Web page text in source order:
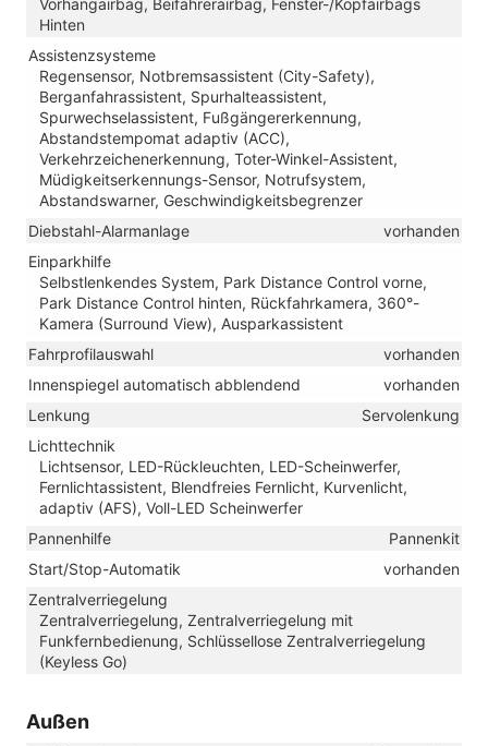
Hinten
Assistenzsysteme
Regensensor, Notbremsassistent (City-Safety),
Berganfahrassistent, Spurhalteassistent,
Spurwechselassistent, Fußgängererkennung,
Abstandstempomat adaptiv (ACC),
Verkehrzeichenerkennung, Toter-Winkel-Assistent,
Müdigkeitserkennungs-Sensor, Notrufsystem,
Abstandswarner, Geschwindigkeitsbegrenzer
Diebstahl-Alarmanlage
vorhanden
Einparkhilfe
Selbstlenkendes System, Park Distance Control vorne,
Park Distance Control hinten, Rückfahrkamera, 360°-
Kamera (Surround View), Ausparkassistent
Fahrprofilauswahl
vorhanden
Innenspiegel automatisch abblendend
vorhanden
Lenkung
Servolenkung
Lichttechnik
Lichtsensor, LED-Rückleuchten, LED-Scheinwerfer,
Fernlichtassistent, Blendfreies Fernlicht, Kurvenlicht,
adaptiv (AFS), Voll-LED Scheinwerfer
Pannenhilfe
Pannenkit
Start/Stop-Automatik
vorhanden
Zentralverriegelung
Zentralverriegelung, Zentralverriegelung mit
Funkfernbedienung, Schlüssellose Zentralverriegelung
(Keyless Go)
Außen